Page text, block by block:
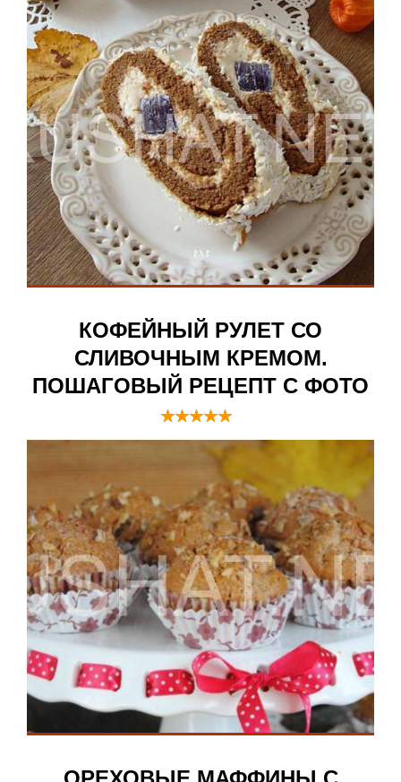
КОФЕЙНЫЙ РУЛЕТ СО
СЛИВОЧНЫМ КРЕМОМ.
ПОШАГОВЫЙ РЕЦЕПТ С ФОТО